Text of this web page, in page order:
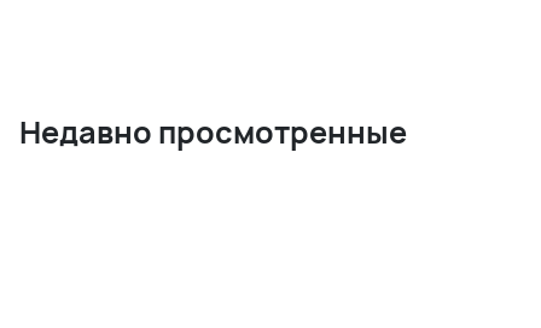
Недавно просмотренные